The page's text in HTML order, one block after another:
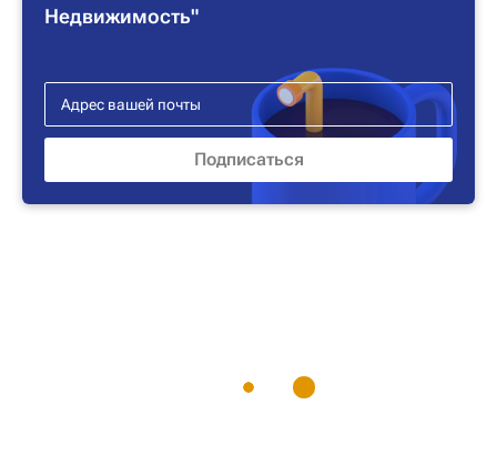
Недвижимость"